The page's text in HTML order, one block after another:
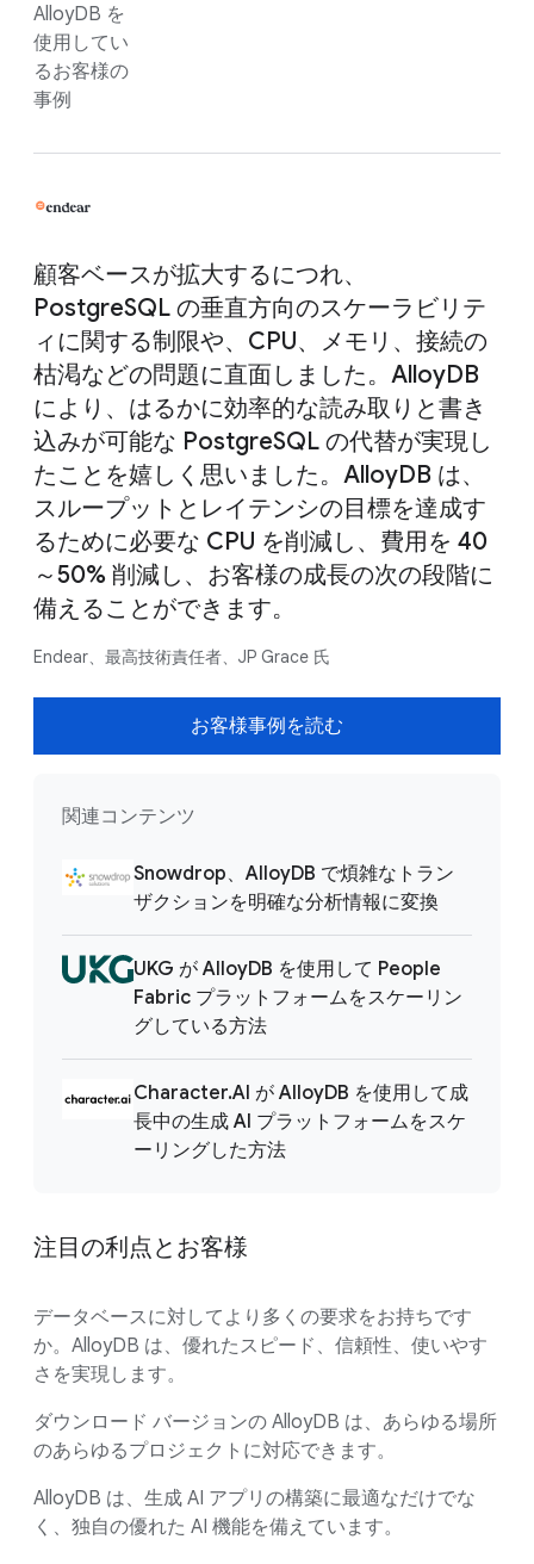
AlloyDB を
使用してい
るお客様の
事例
顧客ベースが拡大するにつれ、
PostgreSQL の垂直方向のスケーラビリテ
ィに関する制限や、CPU、メモリ、接続の
枯渇などの問題に直面しました。AlloyDB
により、はるかに効率的な読み取りと書き
込みが可能な PostgreSQL の代替が実現し
たことを嬉しく思いました。AlloyDB は、
スループットとレイテンシの目標を達成す
るために必要な CPU を削減し、費用を 40
～50% 削減し、お客様の成長の次の段階に
備えることができます。
Endear、最高技術責任者、JP Grace 氏
お客様事例を読む
関連コンテンツ
Snowdrop、AlloyDB で煩雑なトラン
ザクションを明確な分析情報に変換
UKG が AlloyDB を使用して People
Fabric プラットフォームをスケーリン
グしている方法
Character.AI が AlloyDB を使用して成
長中の生成 AI プラットフォームをスケ
ーリングした方法
注目の利点とお客様
データベースに対してより多くの要求をお持ちです
か。AlloyDB は、優れたスピード、信頼性、使いやす
さを実現します。
ダウンロード バージョンの AlloyDB は、あらゆる場所
のあらゆるプロジェクトに対応できます。
AlloyDB は、生成 AI アプリの構築に最適なだけでな
く、独自の優れた AI 機能を備えています。